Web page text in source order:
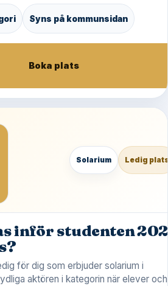
Syns på kommunsidan
Boka plats
Solarium Ledig
inför studenten
för dig som erbjuder solarium i
aktören i kategorin när elever och